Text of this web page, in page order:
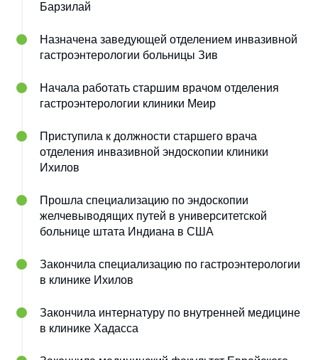
Барзилай
Назначена заведующей отделением инвазивной
гастроэнтерологии больницы Зив
Начала работать старшим врачом отделения
гастроэнтерологии клиники Меир
Приступила к должности старшего врача
отделения инвазивной эндоскопии клиники
Ихилов
Прошла специализацию по эндоскопии
желчевыводящих путей в университетской
больнице штата Индиана в США
Закончила специализацию по гастроэнтерологии
в клинике Ихилов
Закончила интернатуру по внутренней медицине
в клинике Хадасса